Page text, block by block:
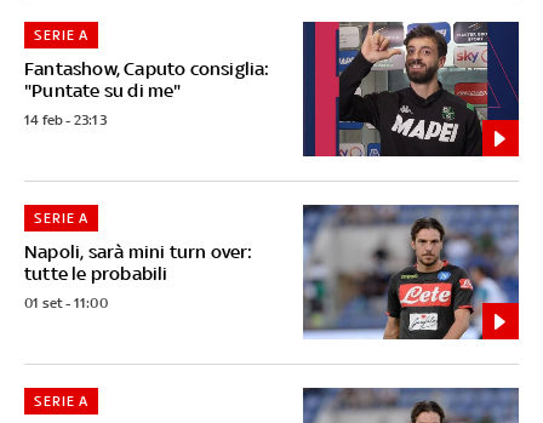
Fantashow, Caputo consiglia:
"Puntate su di me"
SERIE A
14 feb - 23:13
Napoli, sarà mini turn over:
tutte le probabili
SERIE A
01 set - 11:00
SERIE A